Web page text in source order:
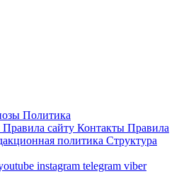
Политика
Правила сайту Контакты Правила
политика Структура
instagram telegram viber